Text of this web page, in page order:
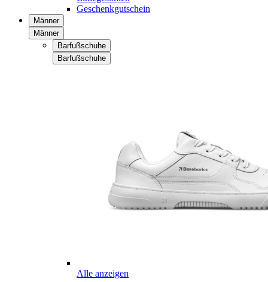
Geschenkgutschein
Männer
Männer
Barfußschuhe
Barfußschuhe
Alle anzeigen